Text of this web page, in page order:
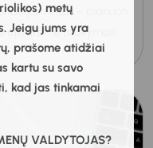
metų
Jeigu jums yra
prašome atidžiai
kartu su savo
kad jas tinkamai
VALDYTOJAS?
tiklsas - planuoti
aptarsime mokymosi